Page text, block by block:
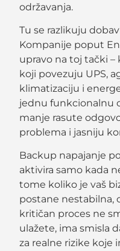
održavanja.
Tu se razlikuju
Kompanije poput
upravo na toj tački
koji povezuju UPS,
klimatizaciju i
jednu funkcionalnu
manje rasute
problema i jasniju
Backup napajanje
aktivira samo kada
tome koliko je vaš
postane nestabilna,
kritičan proces ne
ulažete, ima smisla
za realne rizike koje